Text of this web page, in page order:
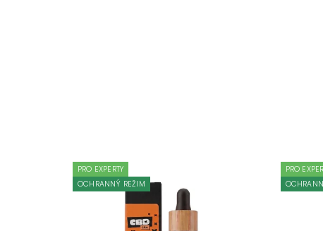
PRO EXPERTY
OCHRANNÝ REŽIM
PRO